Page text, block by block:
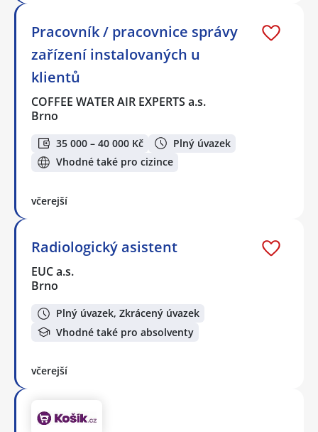
Pracovník / pracovnice správy
zařízení instalovaných u
klientů
COFFEE WATER AIR EXPERTS a.s.
Brno
35 000 – 40 000 Kč
Plný úvazek
Vhodné také pro cizince
včerejší
Radiologický asistent
EUC a.s.
Brno
Plný úvazek, Zkrácený úvazek
Vhodné také pro absolventy
včerejší